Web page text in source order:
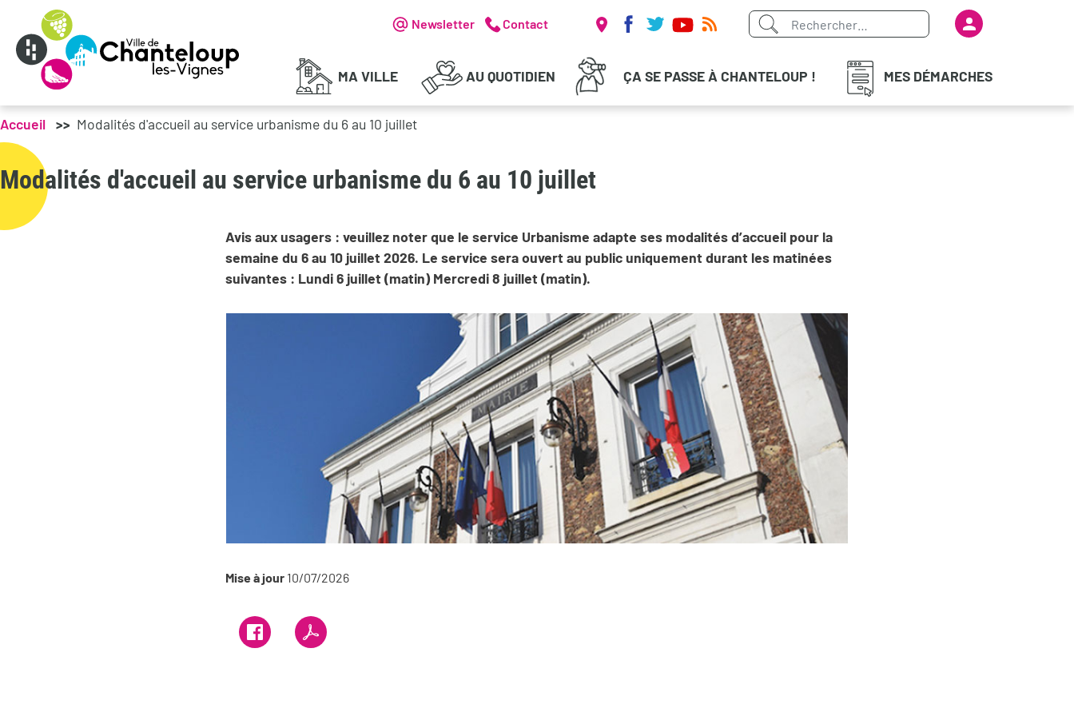
Header - Communication
Newsletter Contact Réseaux sociaux
Menu du
Menu principal
MA VILLE AU QUOTIDIEN ÇA SE PASSE À CHANTELOUP ! MES DÉMARCHES
Accueil Modalités d'accueil au service urbanisme du 6 au 10 juillet
Modalités d'accueil au service urbanisme du 6 au 10 juillet
Avis aux usagers : veuillez noter que le service Urbanisme adapte ses modalités d’accueil pour la
semaine du 6 au 10 juillet 2026. Le service sera ouvert au public uniquement durant les matinées
suivantes : Lundi 6 juillet (matin) Mercredi 8 juillet (matin).
Mise à jour 10/07/2026